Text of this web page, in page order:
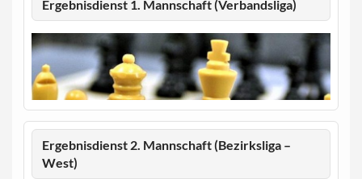
Ergebnisdienst 1. Mannschaft (Verbandsliga)
Ergebnisdienst 2. Mannschaft (Bezirksliga –
West)